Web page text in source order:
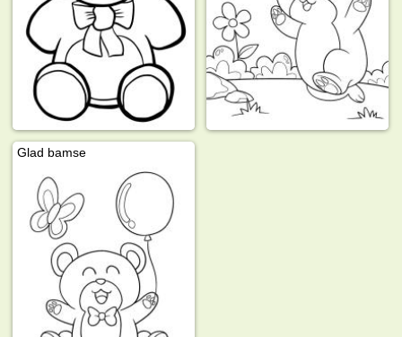
Glad bamse